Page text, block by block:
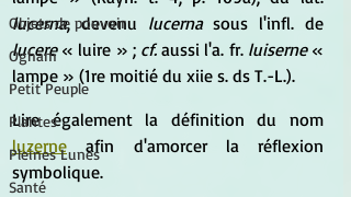
Objets de pouvoir
Ogham
Petit Peuple
Plantes
Pleines Lunes
Santé
lucerna, devenu lucerna
lucere « luire » ; cf. aussi l'a. fr. luiserne «
lampe » (1re moitié du xiie s. ds T.-L.).
luzerne afin d'amorcer la réflexion
symbolique.